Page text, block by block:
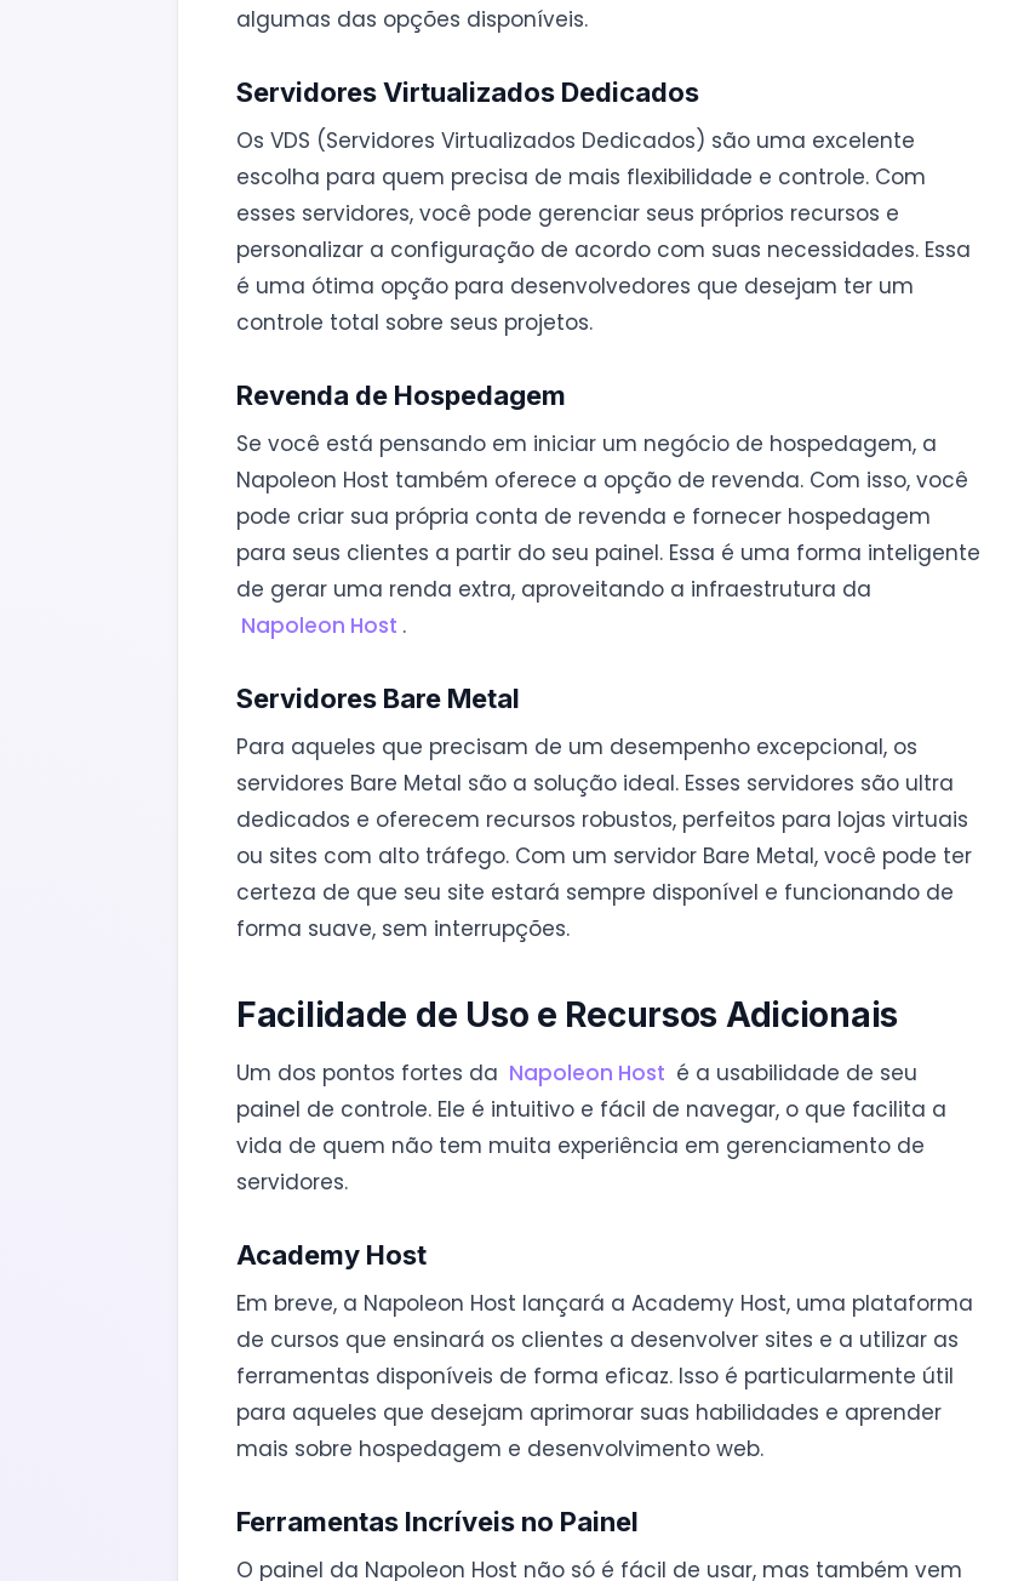
algumas das opções disponíveis.
Servidores Virtualizados Dedicados
Os VDS (Servidores Virtualizados Dedicados) são uma excelente
escolha para quem precisa de mais flexibilidade e controle. Com
esses servidores, você pode gerenciar seus próprios recursos e
personalizar a configuração de acordo com suas necessidades. Essa
é uma ótima opção para desenvolvedores que desejam ter um
controle total sobre seus projetos.
Revenda de Hospedagem
Se você está pensando em iniciar um negócio de hospedagem, a
Napoleon Host também oferece a opção de revenda. Com isso, você
pode criar sua própria conta de revenda e fornecer hospedagem
para seus clientes a partir do seu painel. Essa é uma forma inteligente
de gerar uma renda extra, aproveitando a infraestrutura da
Napoleon Host .
Servidores Bare Metal
Para aqueles que precisam de um desempenho excepcional, os
servidores Bare Metal são a solução ideal. Esses servidores são ultra
dedicados e oferecem recursos robustos, perfeitos para lojas virtuais
ou sites com alto tráfego. Com um servidor Bare Metal, você pode ter
certeza de que seu site estará sempre disponível e funcionando de
forma suave, sem interrupções.
Facilidade de Uso e Recursos Adicionais
Um dos pontos fortes da Napoleon Host é a usabilidade de seu
painel de controle. Ele é intuitivo e fácil de navegar, o que facilita a
vida de quem não tem muita experiência em gerenciamento de
servidores.
Academy Host
Em breve, a Napoleon Host lançará a Academy Host, uma plataforma
de cursos que ensinará os clientes a desenvolver sites e a utilizar as
ferramentas disponíveis de forma eficaz. Isso é particularmente útil
para aqueles que desejam aprimorar suas habilidades e aprender
mais sobre hospedagem e desenvolvimento web.
Ferramentas Incríveis no Painel
O painel da Napoleon Host não só é fácil de usar, mas também vem